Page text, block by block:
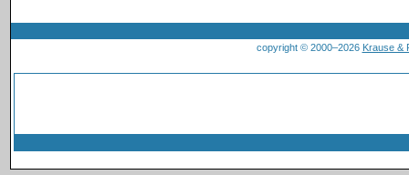
copyright © 2000–2026 Krause &